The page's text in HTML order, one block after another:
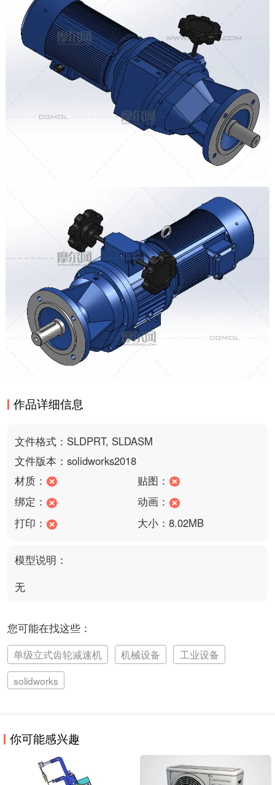
作品详细信息
文件格式：SLDPRT, SLDASM
文件版本：solidworks2018
材质：
贴图：
绑定：
动画：
打印：
大小：8.02MB
模型说明：
无
您可能在找这些：
单级立式齿轮减速机 机械设备
工业设备
solidworks
你可能感兴趣